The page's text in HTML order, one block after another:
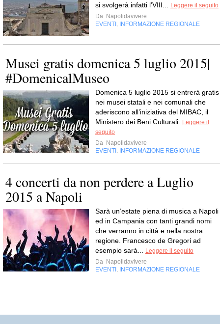
si svolgerà infatti l’VIII...
Leggere il seguito
Da Napolidavivere
EVENTI
INFORMAZIONE REGIONALE
Musei gratis domenica 5 luglio 2015|
#DomenicalMuseo
Domenica 5 luglio 2015 si entrerà gratis
nei musei statali e nei comunali che
aderiscono all’iniziativa del MIBAC, il
Ministero dei Beni Culturali.
Leggere il
seguito
Da Napolidavivere
EVENTI
INFORMAZIONE REGIONALE
4 concerti da non perdere a Luglio
2015 a Napoli
Sarà un’estate piena di musica a Napoli
ed in Campania con tanti grandi nomi
che verranno in città e nella nostra
regione. Francesco de Gregori ad
esempio sarà...
Leggere il seguito
Da Napolidavivere
EVENTI
INFORMAZIONE REGIONALE